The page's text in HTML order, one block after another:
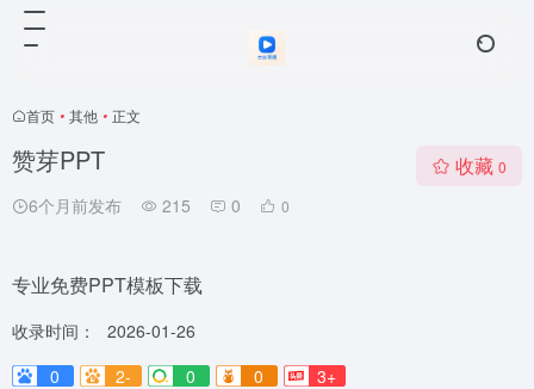
首页 • 其他 • 正文
赞芽PPT
6个月前发布 215 0 0
收藏 0
专业免费PPT模板下载
收录时间：
2026-01-26
0
2- 0 0 3+